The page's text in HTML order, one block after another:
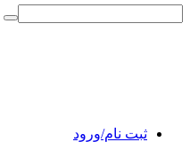
ثبت نام/ورود